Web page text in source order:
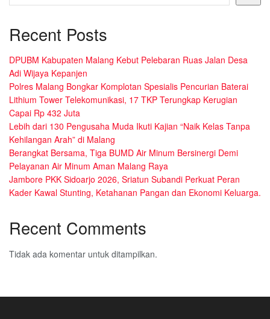
Recent Posts
DPUBM Kabupaten Malang Kebut Pelebaran Ruas Jalan Desa
Adi Wijaya Kepanjen
Polres Malang Bongkar Komplotan Spesialis Pencurian Baterai
Lithium Tower Telekomunikasi, 17 TKP Terungkap Kerugian
Capai Rp 432 Juta
Lebih dari 130 Pengusaha Muda Ikuti Kajian “Naik Kelas Tanpa
Kehilangan Arah” di Malang
Berangkat Bersama, Tiga BUMD Air Minum Bersinergi Demi
Pelayanan Air Minum Aman Malang Raya
Jambore PKK Sidoarjo 2026, Sriatun Subandi Perkuat Peran
Kader Kawal Stunting, Ketahanan Pangan dan Ekonomi Keluarga.
Recent Comments
Tidak ada komentar untuk ditampilkan.